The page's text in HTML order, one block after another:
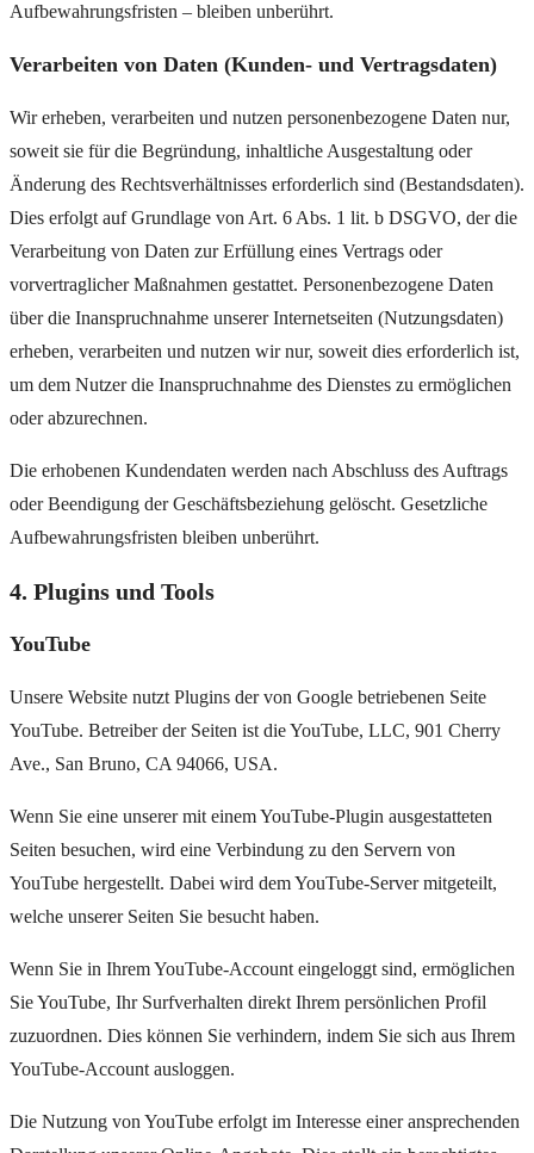
Aufbewahrungsfristen – bleiben unberührt.
Verarbeiten von Daten (Kunden- und Vertragsdaten)
Wir erheben, verarbeiten und nutzen personenbezogene Daten nur,
soweit sie für die Begründung, inhaltliche Ausgestaltung oder
Änderung des Rechtsverhältnisses erforderlich sind (Bestandsdaten).
Dies erfolgt auf Grundlage von Art. 6 Abs. 1 lit. b DSGVO, der die
Verarbeitung von Daten zur Erfüllung eines Vertrags oder
vorvertraglicher Maßnahmen gestattet. Personenbezogene Daten
über die Inanspruchnahme unserer Internetseiten (Nutzungsdaten)
erheben, verarbeiten und nutzen wir nur, soweit dies erforderlich ist,
um dem Nutzer die Inanspruchnahme des Dienstes zu ermöglichen
oder abzurechnen.
Die erhobenen Kundendaten werden nach Abschluss des Auftrags
oder Beendigung der Geschäftsbeziehung gelöscht. Gesetzliche
Aufbewahrungsfristen bleiben unberührt.
4. Plugins und Tools
YouTube
Unsere Website nutzt Plugins der von Google betriebenen Seite
YouTube. Betreiber der Seiten ist die YouTube, LLC, 901 Cherry
Ave., San Bruno, CA 94066, USA.
Wenn Sie eine unserer mit einem YouTube-Plugin ausgestatteten
Seiten besuchen, wird eine Verbindung zu den Servern von
YouTube hergestellt. Dabei wird dem YouTube-Server mitgeteilt,
welche unserer Seiten Sie besucht haben.
Wenn Sie in Ihrem YouTube-Account eingeloggt sind, ermöglichen
Sie YouTube, Ihr Surfverhalten direkt Ihrem persönlichen Profil
zuzuordnen. Dies können Sie verhindern, indem Sie sich aus Ihrem
YouTube-Account ausloggen.
Die Nutzung von YouTube erfolgt im Interesse einer ansprechenden